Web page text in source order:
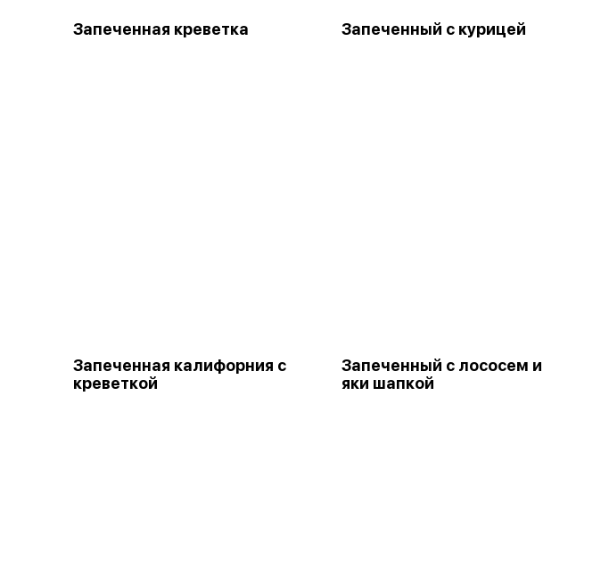
Запеченная креветка Запеченный с курицей
Запеченная калифорния с
креветкой
Запеченный с лососем и
яки шапкой